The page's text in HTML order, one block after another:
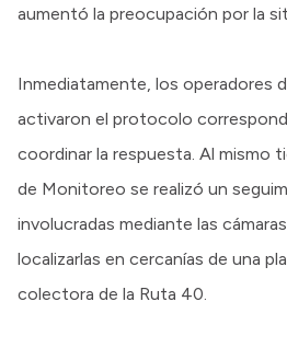
aumentó la preocupación por la
Inmediatamente, los operadores
activaron el protocolo
coordinar la respuesta. Al mismo
de Monitoreo se realizó un
involucradas mediante las
localizarlas en cercanías de una
colectora de la Ruta 40.